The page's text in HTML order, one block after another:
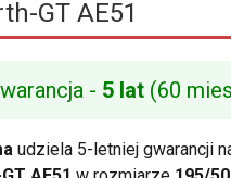
GT AE51
- 5 lat (60
udziela 5-letniej gwarancji